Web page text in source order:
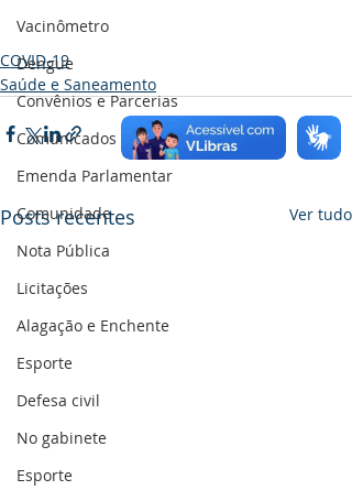
Vacinômetro
Dengue
Convênios e Parcerias
Comunicados e Avisos
Emenda Parlamentar
Comunidade
Nota Pública
Licitações
Alagação e Enchente
Esporte
Defesa civil
No gabinete
Esporte
COVID-19
Saúde e Saneamento
Posts recentes Ver tudo